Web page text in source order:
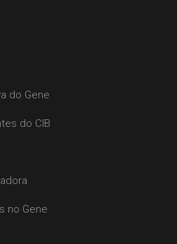
do Gene
do CIB
no Gene